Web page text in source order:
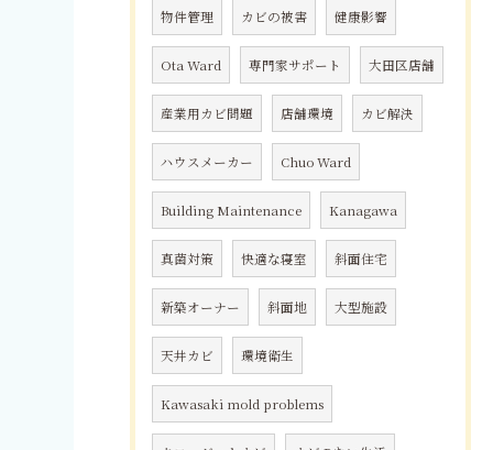
物件管理 カビの被害 健康影響
Ota Ward 専門家サポート 大田区店舗
産業用カビ問題 店舗環境 カビ解決
ハウスメーカー Chuo Ward
Building Maintenance Kanagawa
真菌対策 快適な寝室 斜面住宅
新築オーナー 斜面地 大型施設
天井カビ 環境衛生
Kawasaki mold problems